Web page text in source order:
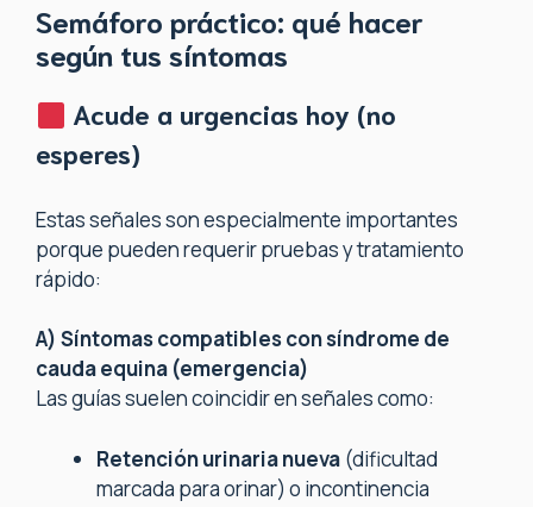
Semáforo práctico: qué hacer
según tus síntomas
Acude a urgencias hoy (no
esperes)
Estas señales son especialmente importantes
porque pueden requerir pruebas y tratamiento
rápido:
A) Síntomas compatibles con síndrome de
cauda equina (emergencia)
Las guías suelen coincidir en señales como:
Retención urinaria nueva (dificultad
marcada para orinar) o incontinencia